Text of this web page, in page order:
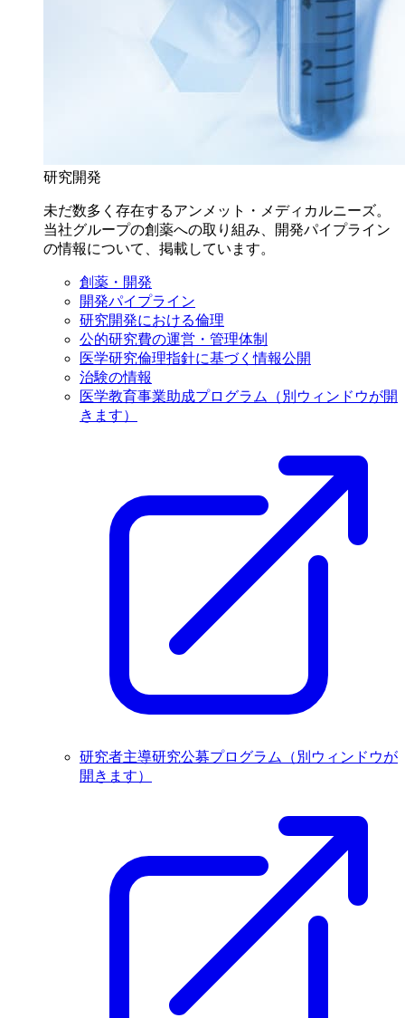
研究開発
未だ数多く存在するアンメット・メディカルニーズ。
当社グループの創薬への取り組み、開発パイプライン
の情報について、掲載しています。
創薬・開発
開発パイプライン
研究開発における倫理
公的研究費の運営・管理体制
医学研究倫理指針に基づく情報公開
治験の情報
医学教育事業助成プログラム
（別ウィンドウが開
きます）
研究者主導研究公募プログラム
（別ウィンドウが
開きます）